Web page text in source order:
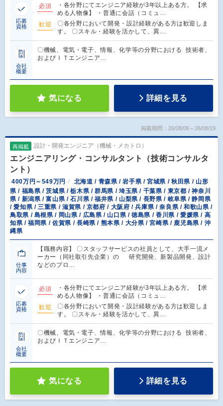
応募
資格
必須
・各分野にてエンジニア経験が3年以上ある方。 【求
める人物像】 ・普通に会話（コミュ…
歓迎
〇各分野において開発・設計経験がある方は歓迎しま
す。 〇スキル・経験を活かして、異…
会社
概要
〇機械、電気・電子、情報、化学等の分野における 技術者、
およびＩＴエンジニア…
気になる 詳細を見る
掲載期間：26/08/06～26/08/19
再掲載 設計・開発エンジニア（機械・メカトロ）
エンジニアリング・コンサルタント（技術コンサルタ
ント）
400万円～549万円
北海道 / 青森県 / 岩手県 / 宮城県 / 秋田県 / 山形
県 / 福島県 / 茨城県 / 栃木県 / 群馬県 / 埼玉県 / 千葉県 / 東京都 / 神奈川
県 / 新潟県 / 富山県 / 石川県 / 福井県 / 山梨県 / 長野県 / 岐阜県 / 静岡県
/ 愛知県 / 三重県 / 滋賀県 / 京都府 / 大阪府 / 兵庫県 / 奈良県 / 和歌山県 /
鳥取県 / 島根県 / 岡山県 / 広島県 / 山口県 / 徳島県 / 香川県 / 愛媛県 / 高
知県 / 福岡県 / 佐賀県 / 長崎県 / 熊本県 / 大分県 / 宮崎県 / 鹿児島県 / 沖
縄県
仕事
内容
【職務内容】 〇スタッフサービスの社員として、大手一流メ
ーカー（同社取引先企業）の 研究開発、新製品開発、設計
などのプロ…
応募
資格
必須
・各分野にてエンジニア経験が3年以上ある方。 【求
める人物像】 ・普通に会話（コミュ…
歓迎
〇各分野において開発・設計経験がある方は歓迎しま
す。 〇スキル・経験を活かして、異…
会社
概要
〇機械、電気・電子、情報、化学等の分野における 技術者、
およびＩＴエンジニア…
気になる 詳細を見る